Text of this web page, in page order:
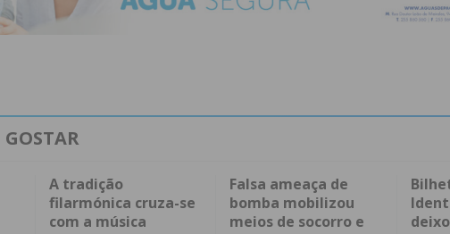
A tradição
filarmónica cruza-se
com a música
Falsa ameaça de
bomba mobilizou
meios de socorro e